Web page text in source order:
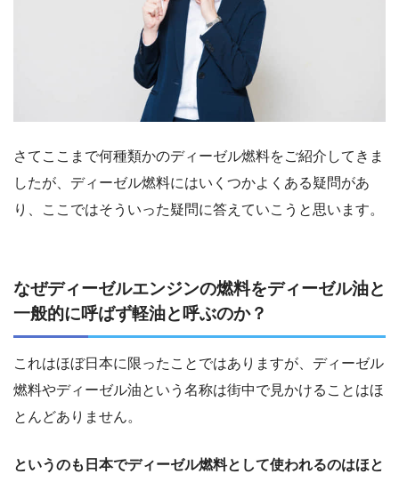
さてここまで何種類かのディーゼル燃料をご紹介してきま
したが、ディーゼル燃料にはいくつかよくある疑問があ
り、ここではそういった疑問に答えていこうと思います。
なぜディーゼルエンジンの燃料をディーゼル油と
一般的に呼ばず軽油と呼ぶのか？
これはほぼ日本に限ったことではありますが、ディーゼル
燃料やディーゼル油という名称は街中で見かけることはほ
とんどありません。
というのも日本でディーゼル燃料として使われるのはほと